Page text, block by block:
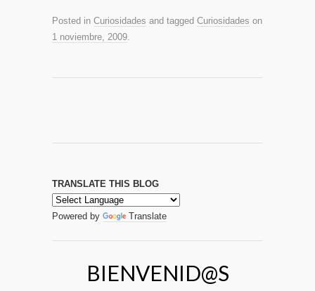
Posted in Curiosidades and tagged Curiosidades on
1 noviembre, 2009.
TRANSLATE THIS BLOG
Powered by Translate
BIENVENID@S